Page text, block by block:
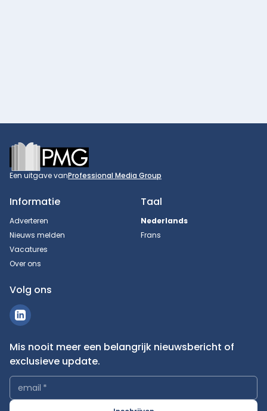
Footer
Een uitgave vanProfessional Media Group
Informatie
Adverteren
Nieuws melden
Vacatures
Over ons
Taal
Nederlands
Frans
Volg ons
Mis nooit meer een belangrijk nieuwsbericht of
exclusieve update.
email *